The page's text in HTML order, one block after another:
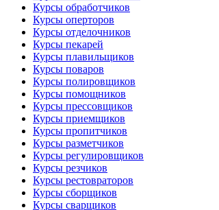
Курсы обработчиков
Курсы оперторов
Курсы отделочников
Курсы пекарей
Курсы плавильщиков
Курсы поваров
Курсы полировщиков
Курсы помощников
Курсы прессовщиков
Курсы приемщиков
Курсы пропитчиков
Курсы разметчиков
Курсы регулировщиков
Курсы резчиков
Курсы рестовраторов
Курсы сборщиков
Курсы сварщиков